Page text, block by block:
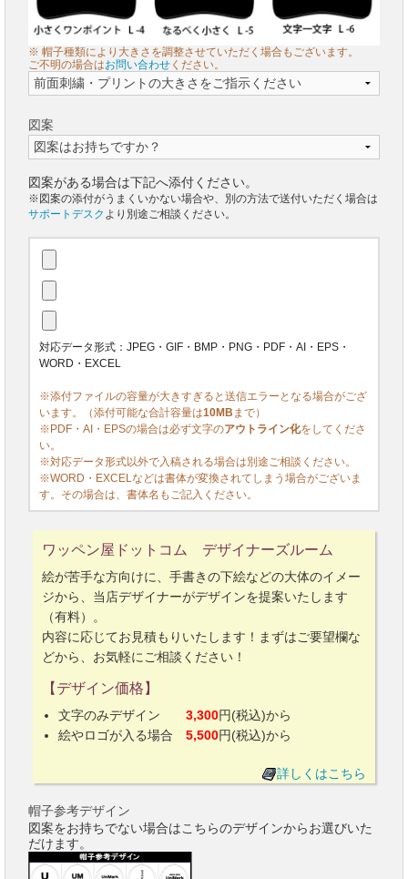
※ 帽子種類により大きさを調整させていただく場合もございます。
ご不明の場合はお問い合わせ ください。
図案
図案がある場合は下記へ添付ください。
※図案の添付がうまくいかない場合や、別の方法で送付いただく場合は
サポートデスク より別途ご相談ください。
対応データ形式：JPEG・GIF・BMP・PNG・PDF・AI・EPS・
WORD・EXCEL
※添付ファイルの容量が大きすぎると送信エラーとなる場合がござ
います。（添付可能な合計容量は10MB まで）
※PDF・AI・EPSの場合は必ず文字のアウトライン化をしてくださ
い。
※対応データ形式以外で入稿される場合は別途ご相談ください。
※WORD・EXCELなどは書体が変換されてしまう場合がございま
す。その場合は、書体名もご記入ください。
ワッペン屋ドットコム デザイナーズルーム
絵が苦手な方向けに、手書きの下絵などの大体のイメー
ジから、当店デザイナーがデザインを提案いたします
（有料）。
内容に応じてお見積もりいたします！まずはご要望欄な
どから、お気軽にご相談ください！
【デザイン価格】
文字のみデザイン 3,300円(税込)から
絵やロゴが入る場合 5,500円(税込)から
詳しくはこちら
帽子参考デザイン
図案をお持ちでない場合はこちらのデザインからお選びいた
だけます。